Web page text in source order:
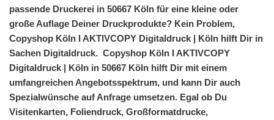
passende Druckerei in 50667 Köln für eine kleine oder
große Auflage Deiner Druckprodukte? Kein Problem,
Copyshop Köln I AKTIVCOPY Digitaldruck | Köln hilft Dir in
Sachen Digitaldruck. Copyshop Köln I AKTIVCOPY
Digitaldruck | Köln in 50667 Köln hilft Dir mit einem
umfangreichen Angebotsspektrum, und kann Dir auch
Spezialwünsche auf Anfrage umsetzen. Egal ob Du
Visitenkarten, Foliendruck, Großformatdrucke,